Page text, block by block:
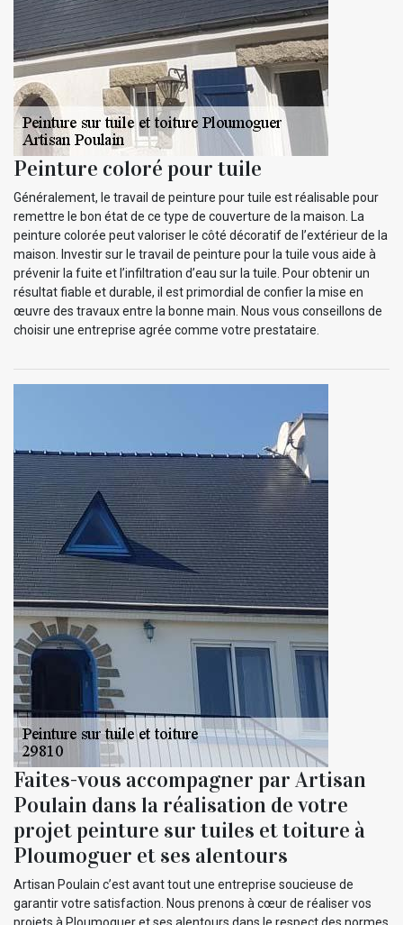
Peinture coloré pour tuile
Généralement, le travail de peinture pour tuile est réalisable pour
remettre le bon état de ce type de couverture de la maison. La
peinture colorée peut valoriser le côté décoratif de l’extérieur de la
maison. Investir sur le travail de peinture pour la tuile vous aide à
prévenir la fuite et l’infiltration d’eau sur la tuile. Pour obtenir un
résultat fiable et durable, il est primordial de confier la mise en
œuvre des travaux entre la bonne main. Nous vous conseillons de
choisir une entreprise agrée comme votre prestataire.
Faites-vous accompagner par Artisan
Poulain dans la réalisation de votre
projet peinture sur tuiles et toiture à
Ploumoguer et ses alentours
Artisan Poulain c’est avant tout une entreprise soucieuse de
garantir votre satisfaction. Nous prenons à cœur de réaliser vos